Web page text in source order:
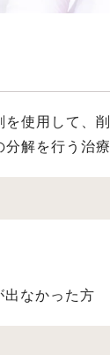
使⽤して、
解を行う治療
出なかった方